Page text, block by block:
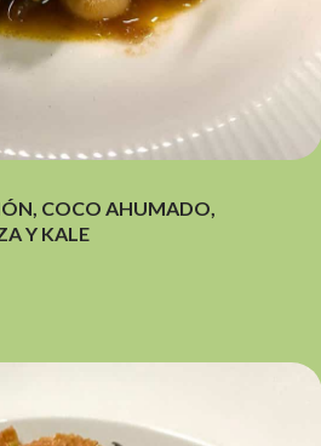
COCO AHUMADO,
Y KALE